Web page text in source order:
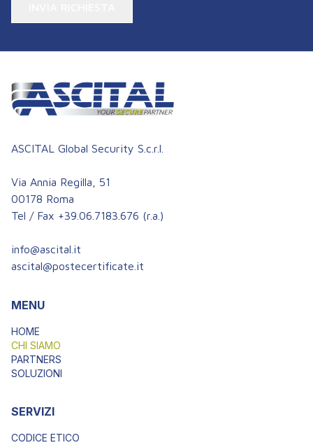
ASCITAL Global Security S.c.r.l.
Via Annia Regilla, 51
00178 Roma
Tel / Fax +39.06.7183.676 (r.a.)
info@ascital.it
ascital@postecertificate.it
MENU
HOME
CHI SIAMO
PARTNERS
SOLUZIONI
SERVIZI
CODICE ETICO